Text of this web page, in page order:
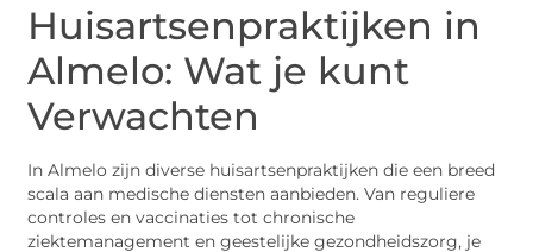
Huisartsenpraktijken in
Almelo: Wat je kunt
Verwachten
In Almelo zijn diverse huisartsenpraktijken die een breed
scala aan medische diensten aanbieden. Van reguliere
controles en vaccinaties tot chronische
ziektemanagement en geestelijke gezondheidszorg, je